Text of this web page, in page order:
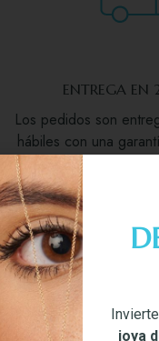
ENTREGA EN
Los pedidos son
hábiles con una
de 14 días desde la
joya